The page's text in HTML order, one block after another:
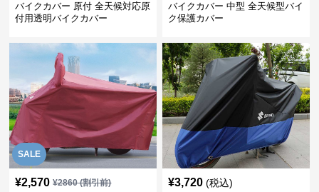
バイクカバー 原付 全天候対応原
付用透明バイクカバー
バイクカバー 中型 全天候型バイ
ク保護カバー
SALE
¥2,570 ¥2860(割引前) ¥3,720 (税込)